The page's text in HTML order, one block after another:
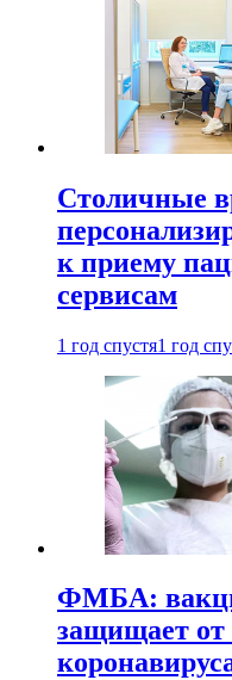
Столичные
к приему
сервисам
1 год спустя1 год
ФМБА:
защищает от